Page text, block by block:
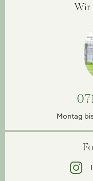
Wir
Montag